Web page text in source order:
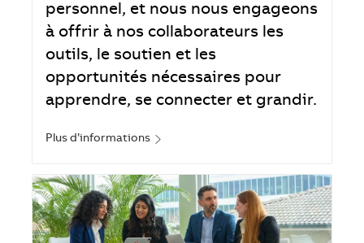
personnel, et nous nous engageons
à offrir à nos collaborateurs les
outils, le soutien et les
opportunités nécessaires pour
apprendre, se connecter et grandir.
Plus d’informations